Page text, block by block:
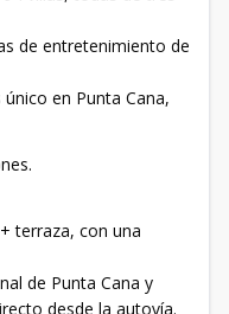
de entretenimiento de
en Punta Cana,
terraza, con una
de Punta Cana y
desde la autovía.